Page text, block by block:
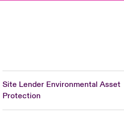
Site Lender Environmental Asset
Protection